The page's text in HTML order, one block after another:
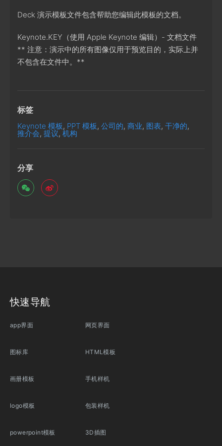
Deck 演示模板文件包含帮助您编辑此模板的文档。
Keynote.KEY（使用 Apple Keynote 编辑）- 文档文件
** 注意：演示中的所有图像仅用于预览目的，实际上并
不包含在文件中。**
标签
Keynote 模板 , PPT 模板 , 公司的, 商业, 图表, 干净的,
推介会, 提议, 机构
分享
快速导航
app界面
图标库
画册模板
logo模板
powerpoint模板
网页界面
HTML模板
手机样机
包装样机
3D插图